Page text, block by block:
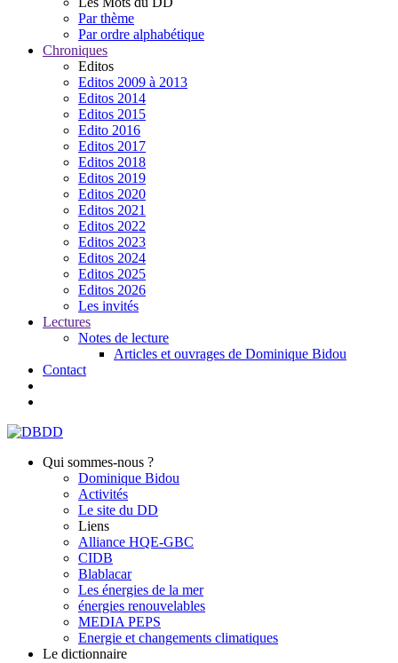
Par thème
Par ordre alphabétique
Chroniques
Editos
Editos 2009 à 2013
Editos 2014
Editos 2015
Edito 2016
Editos 2017
Editos 2018
Editos 2019
Editos 2020
Editos 2021
Editos 2022
Editos 2023
Editos 2024
Editos 2025
Editos 2026
Les invités
Lectures
Notes de lecture
Articles et ouvrages de Dominique Bidou
Contact
Qui sommes-nous ?
Dominique Bidou
Activités
Le site du DD
Liens
Alliance HQE-GBC
CIDB
Blablacar
Les énergies de la mer
énergies renouvelables
MEDIA PEPS
Energie et changements climatiques
Le dictionnaire